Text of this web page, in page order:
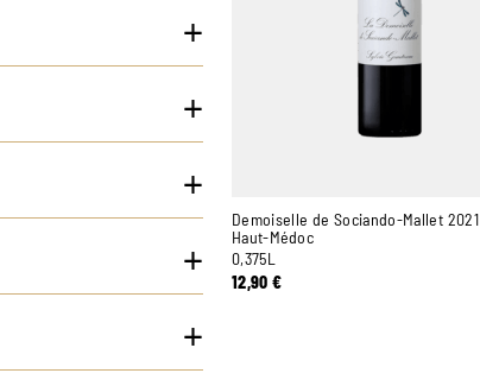
Demoiselle de Sociando-Mallet 2021
Haut-Médoc
0,375L
12,90€